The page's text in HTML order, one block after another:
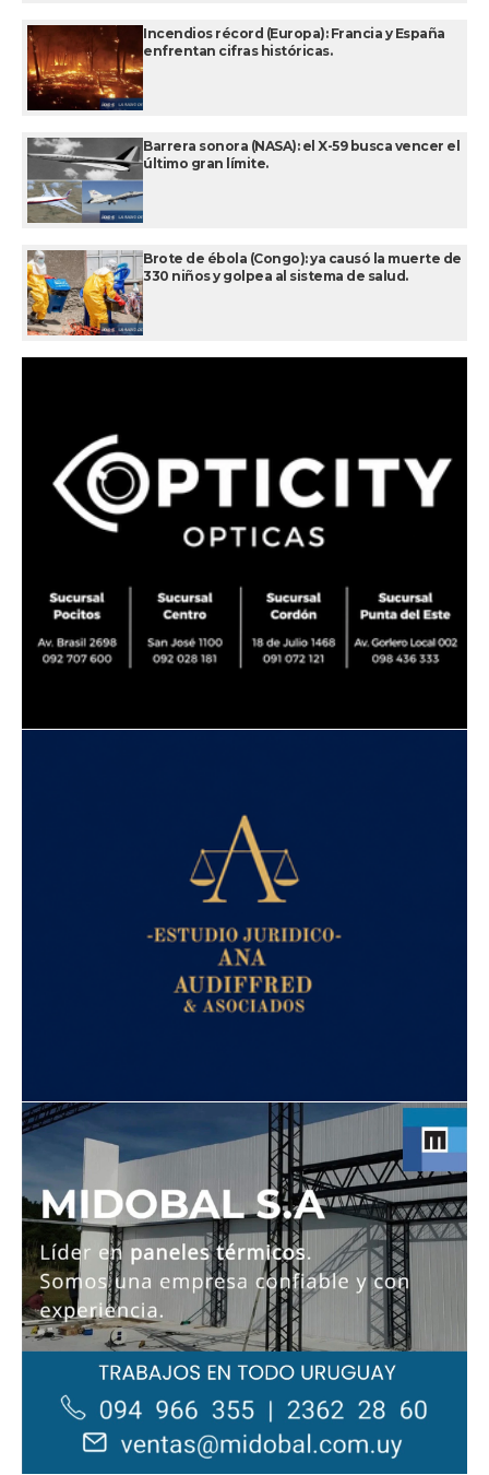
Incendios récord (Europa): Francia y España
enfrentan cifras históricas.
Barrera sonora (NASA): el X-59 busca vencer el
último gran límite.
Brote de ébola (Congo): ya causó la muerte de
330 niños y golpea al sistema de salud.